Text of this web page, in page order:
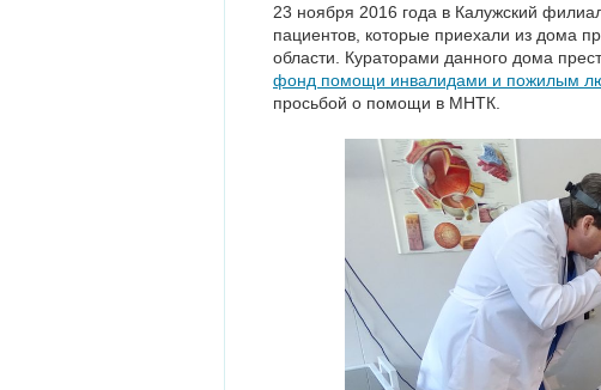
23 ноября 2016 года в Калужский
пациентов, которые приехали из дома
области. Кураторами данного дома
фонд помощи инвалидами и пожилым
просьбой о помощи в МНТК.